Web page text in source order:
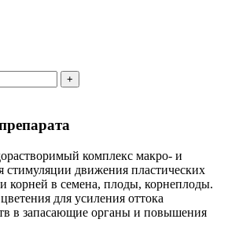
+
комплекс макро- и
стимуляции движения пластических
корней в семена, плоды, корнеплоды.
для усиления оттока
в запасающие органы и повышения